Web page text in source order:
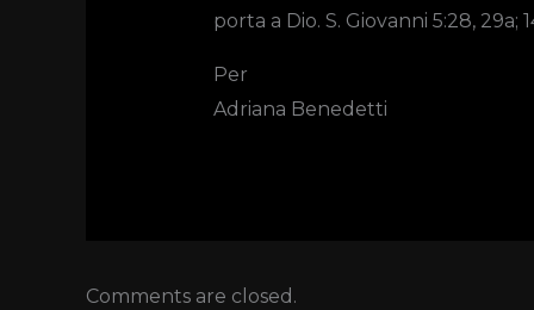
porta a Dio. S. Giovanni 5:28, 29a;
Per
Adriana Benedetti
Comments are closed.